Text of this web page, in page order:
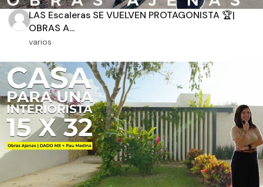
LAS Escaleras SE VUELVEN PROTAGONISTA 🏆|
OBRAS A...
varios
Dimensiones
m2 de construcción